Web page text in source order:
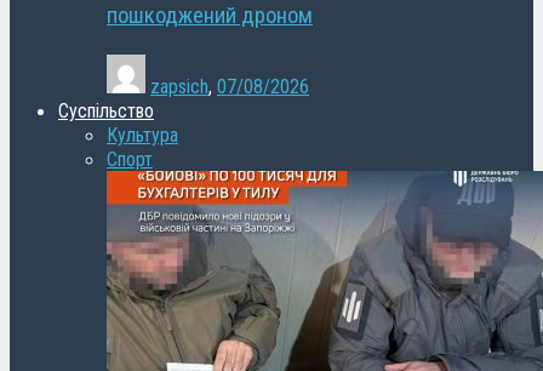
пошкоджений дроном
zapsich, 07/08/2026
Суспільство
Культура
Спорт